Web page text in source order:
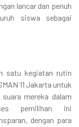
lancar dan penuh
siswa sebagai
satu kegiatan rutin
11 Jakarta untuk
mereka dalam
pemilihan ini
dengan para